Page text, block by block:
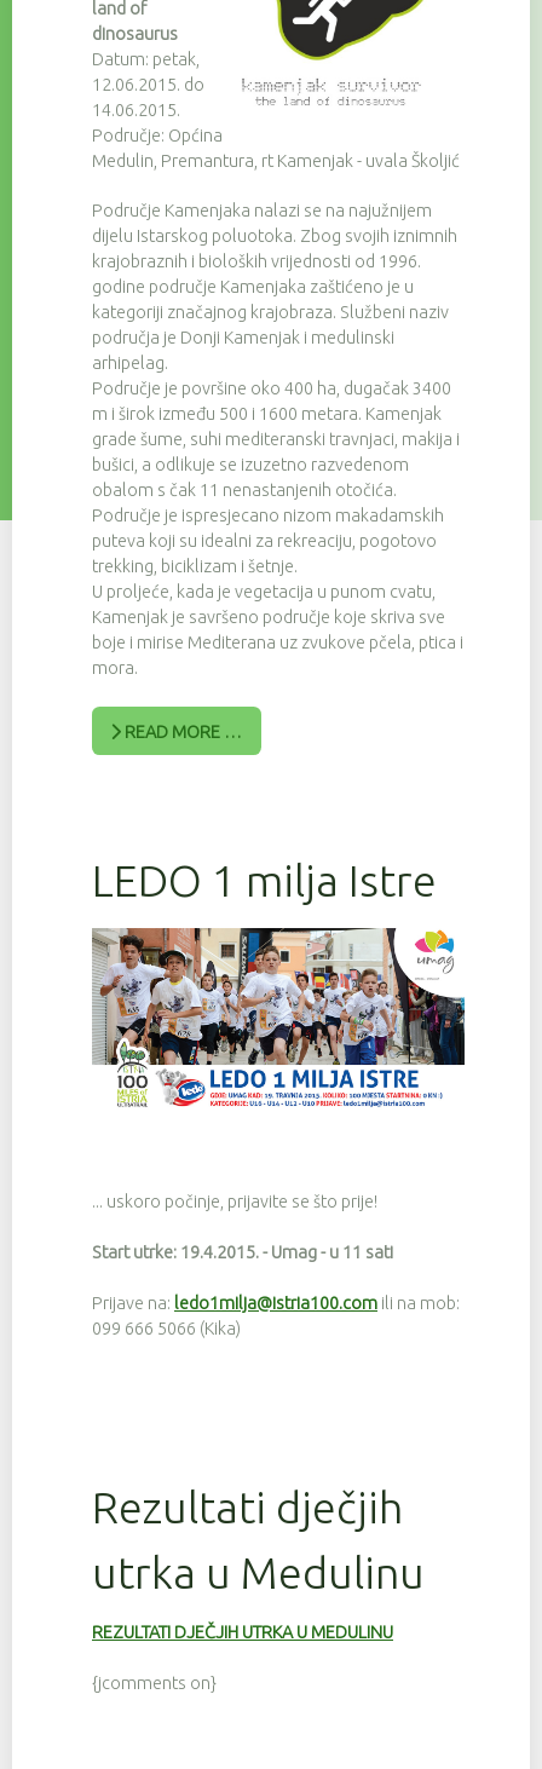
land of
dinosaurus
Datum: petak,
12.06.2015. do
14.06.2015.
Područje: Općina
Medulin, Premantura, rt Kamenjak - uvala Školjić
Područje Kamenjaka nalazi se na najužnijem
dijelu Istarskog poluotoka. Zbog svojih iznimnih
krajobraznih i bioloških vrijednosti od 1996.
godine područje Kamenjaka zaštićeno je u
kategoriji značajnog krajobraza. Službeni naziv
područja je Donji Kamenjak i medulinski
arhipelag.
Područje je površine oko 400 ha, dugačak 3400
m i širok između 500 i 1600 metara. Kamenjak
grade šume, suhi mediteranski travnjaci, makija i
bušici, a odlikuje se izuzetno razvedenom
obalom s čak 11 nenastanjenih otočića.
Područje je ispresjecano nizom makadamskih
puteva koji su idealni za rekreaciju, pogotovo
trekking, biciklizam i šetnje.
U proljeće, kada je vegetacija u punom cvatu,
Kamenjak je savršeno područje koje skriva sve
boje i mirise Mediterana uz zvukove pčela, ptica i
mora.
READ MORE …
LEDO 1 milja Istre
... uskoro počinje, prijavite se što prije!
Start utrke: 19.4.2015. - Umag - u 11 sati
Prijave na: ledo1milja@istria100.com ili na mob:
099 666 5066 (Kika)
Rezultati dječjih
utrka u Medulinu
REZULTATI DJEČJIH UTRKA U MEDULINU
{jcomments on}